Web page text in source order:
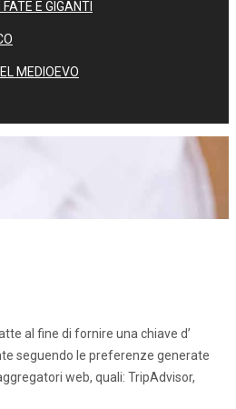
E GIGANTI
MEDIOEVO
al fine di fornire una chiave d’
seguendo le preferenze generate
web, quali: TripAdvisor,